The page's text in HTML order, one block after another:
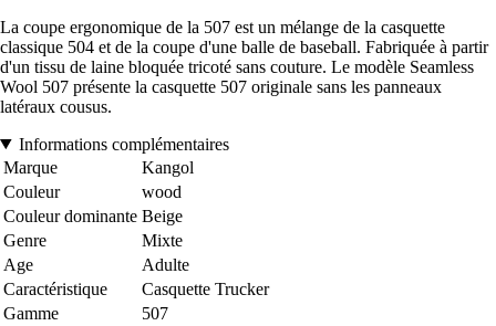
La coupe ergonomique de la 507 est un mélange de la casquette
classique 504 et de la coupe d'une balle de baseball. Fabriquée à partir
d'un tissu de laine bloquée tricoté sans couture. Le modèle Seamless
Wool 507 présente la casquette 507 originale sans les panneaux
latéraux cousus.
Informations complémentaires
Marque
Kangol
Couleur
wood
Couleur dominante Beige
Genre
Mixte
Age
Adulte
Caractéristique
Casquette Trucker
Gamme
507